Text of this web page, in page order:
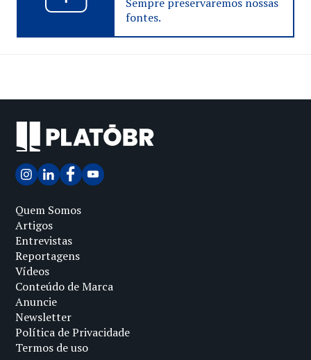
fontes.
Quem Somos
Artigos
Entrevistas
Reportagens
Vídeos
Conteúdo de Marca
Anuncie
Newsletter
Política de Privacidade
Termos de uso